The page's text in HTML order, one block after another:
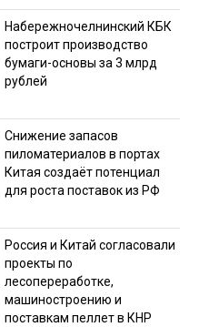
Набережночелнинский КБК
построит производство
бумаги-основы за 3 млрд
рублей
Снижение запасов
пиломатериалов в портах
Китая создаёт потенциал
для роста поставок из РФ
Россия и Китай согласовали
проекты по
лесопереработке,
машиностроению и
поставкам пеллет в КНР